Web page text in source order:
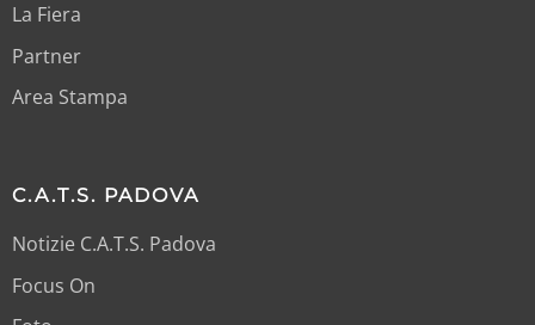
La Fiera
Partner
Area Stampa
C.A.T.S. PADOVA
Notizie C.A.T.S. Padova
Focus On